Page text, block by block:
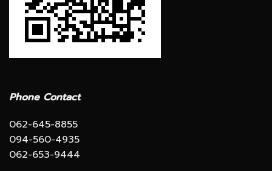
Phone Contact
062-645-8855
094-560-4935
062-653-9444